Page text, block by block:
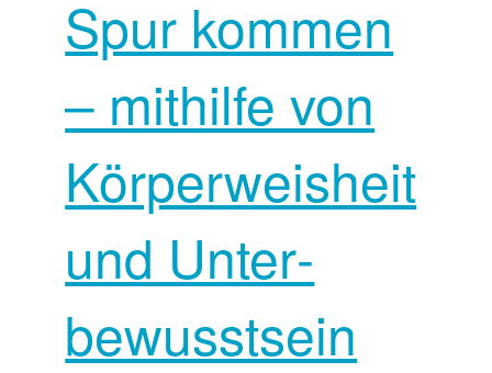
Spur kommen
– mithilfe von
Körper­weisheit
und Unter­
bewusst­sein